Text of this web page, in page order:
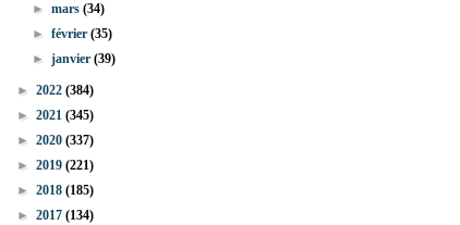
►mars(34)
►février(35)
►janvier(39)
► 2022 (384)
► 2021 (345)
► 2020 (337)
► 2019 (221)
► 2018 (185)
► 2017 (134)